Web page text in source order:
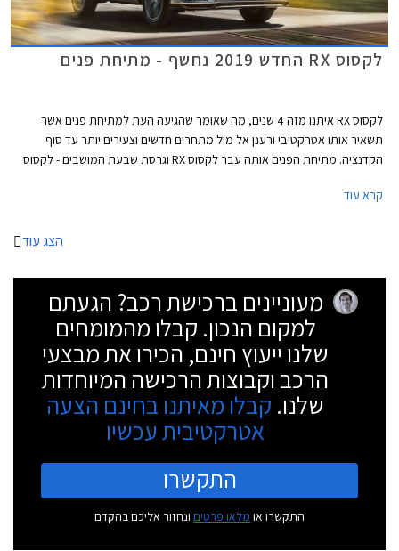
לקסוס RX החדש 2019 נחשף - מתיחת פנים
לקסוס RX איתנו מזה 4 שנים, מה שאומר שהגיעה העת למתיחת פנים אשר
תשאיר אותו אטרקטיבי ורענן אל מול מתחרים חדשים וצעירים יותר עד סוף
הקדנציה. מתיחת הפנים אותה עבר לקסוס RX וגרסת שבעת המושבים - לקסוס
ואופציה לחבילת F SPORT.
קרא עוד
הצג עוד
מעוניינים ברכישת רכב? הגעתם
למקום הנכון. קבלו מהמומחים
שלנו ייעוץ חינם, הכירו את מבצעי
הרכב וקבוצות הרכישה המיוחדות
שלנו. קבלו מאיתנו בחינם הצעה
אטרקטיבית עכשיו
התקשרו
התקשרו או מלאו פרטים ונחזור אליכם בהקדם